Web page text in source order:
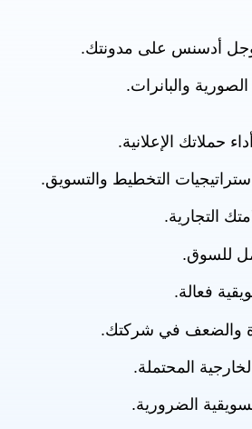
أدسنس على مدونتك.
والبانرات.
حملاتك الإعلانية.
التخطيط والتسويق.
التجارية.
للسوق.
فعالة.
والضعف في شركتك.
المحتملة.
الضرورية.